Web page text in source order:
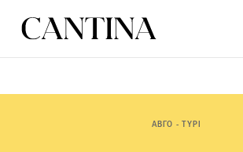
ΑΒΓΟ - ΤΥΡΙ